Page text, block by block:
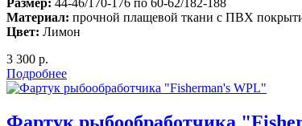
Размер: 44-46/170-176 по 60-62/182-188
Материал: прочной плащевой ткани с ПВХ
Цвет: Лимон
3 300 р.
Подробнее